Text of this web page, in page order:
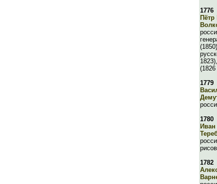
1776
1779
1780
1782